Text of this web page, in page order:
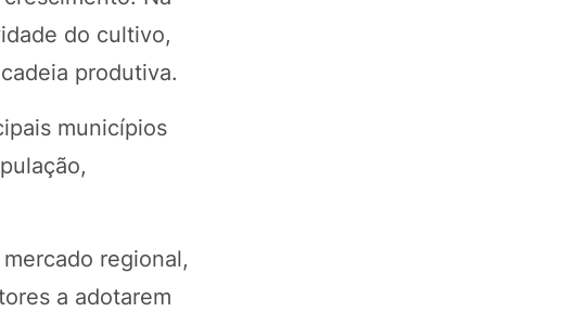
do cultivo,
produtiva.
municípios
regional,
a adotarem